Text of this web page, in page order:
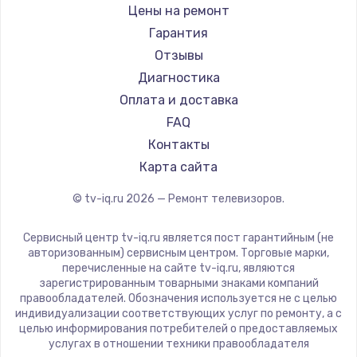
Замена видеокарты
1600 руб.
Ремонт разъема питания
880 руб.
Заказать
Замена видеочипа
Заказать
Замена северного моста
2600 руб.
Заказать
Daewoo
Centek
Telefunken
Hyundai
Doffler
Hiper
Grundig
HITACHI
Yandex
National
iFFALCON
Tuvio
Nord
Цены на ремонт
Гарантия
Отзывы
Диагностика
Оплата и доставка
FAQ
Контакты
Карта сайта
© tv-iq.ru 2026 — Ремонт телевизоров.
Сервисный центр tv-iq.ru является пост гарантийным (не
авторизованным) сервисным центром. Торговые марки,
перечисленные на сайте tv-iq.ru, являются
зарегистрированным товарными знаками компаний
правообладателей. Обозначения используется не с целью
индивидуализации соответствующих услуг по ремонту, а с
целью информирования потребителей о предоставляемых
услугах в отношении техники правообладателя